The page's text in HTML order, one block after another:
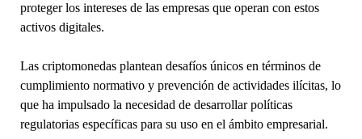
proteger los intereses de las empresas que operan con estos
activos digitales.
Las criptomonedas plantean desafíos únicos en términos de
cumplimiento normativo y prevención de actividades ilícitas, lo
que ha impulsado la necesidad de desarrollar políticas
regulatorias específicas para su uso en el ámbito empresarial.